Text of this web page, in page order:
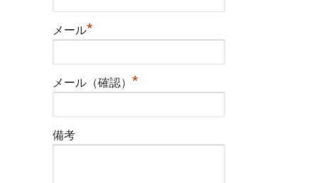
メール*
メール（確認） *
備考